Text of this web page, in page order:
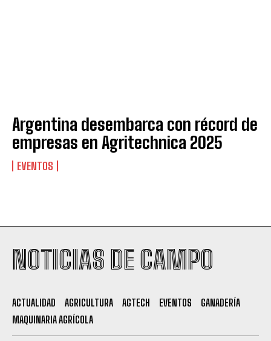
Suscribite al Newsletter
Leí y acepto laPolítica de Privacidad
Argentina desembarca con récord de
empresas en Agritechnica 2025
EVENTOS
NOTICIAS DE CAMPO
ACTUALIDAD AGRICULTURA AGTECH EVENTOS
GANADERÍA
MAQUINARIA AGRÍCOLA